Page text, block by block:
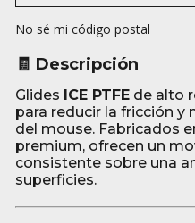
No sé mi código postal
🧾 Descripción
Glides ICE PTFEde alto
para reducir la fricción y
del mouse. Fabricados
premium, ofrecen un
consistente sobre una
superficies.